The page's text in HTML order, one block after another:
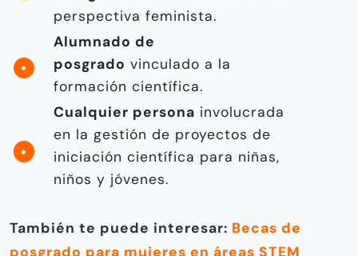
perspectiva feminista.
Alumnado de
posgrado vinculado a la
formación científica.
Cualquier persona involucrada
en la gestión de proyectos de
iniciación científica para niñas,
niños y jóvenes.
También te puede interesar: Becas de
posgrado para mujeres en áreas STEM